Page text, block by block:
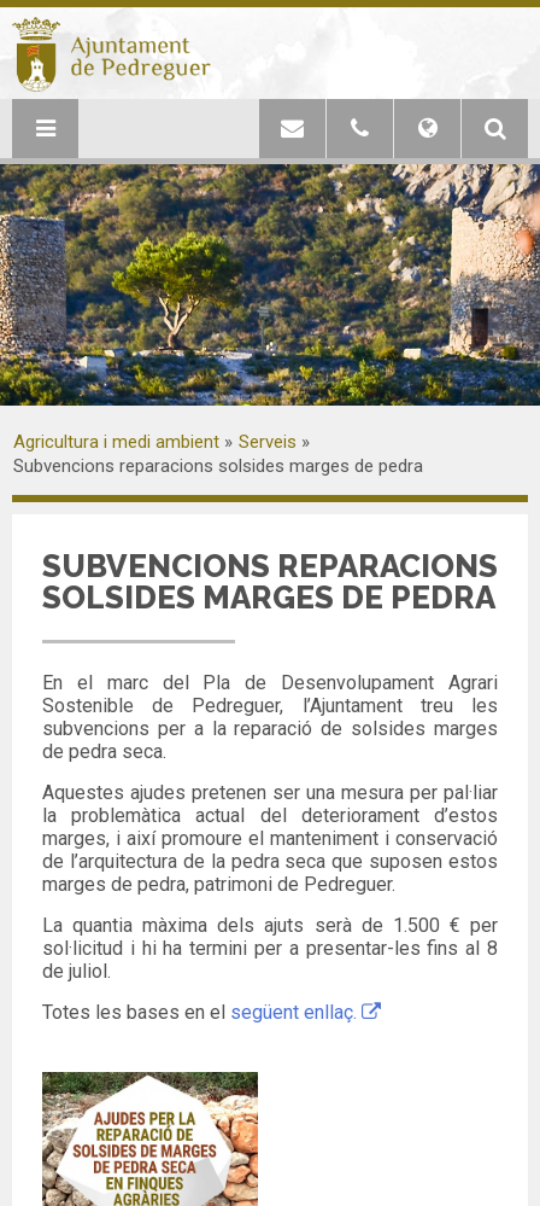
Agricultura i medi ambient
Serveis
Subvencions reparacions solsides marges de pedra
SUBVENCIONS REPARACIONS
SOLSIDES MARGES DE PEDRA
En el marc del Pla de Desenvolupament Agrari
Sostenible de Pedreguer, l’Ajuntament treu les
subvencions per a la reparació de solsides marges
de pedra seca.
Aquestes ajudes pretenen ser una mesura per pal·liar
la problemàtica actual del deteriorament d’estos
marges, i així promoure el manteniment i conservació
de l’arquitectura de la pedra seca que suposen estos
marges de pedra, patrimoni de Pedreguer.
La quantia màxima dels ajuts serà de 1.500 € per
sol·licitud i hi ha termini per a presentar-les fins al 8
de juliol.
Totes les bases en el següent enllaç.